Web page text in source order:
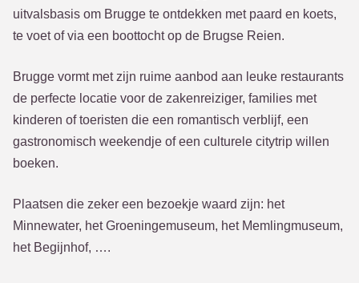
uitvalsbasis om Brugge te ontdekken met paard en koets,
te voet of via een boottocht op de Brugse Reien.
Brugge vormt met zijn ruime aanbod aan leuke restaurants
de perfecte locatie voor de zakenreiziger, families met
kinderen of toeristen die een romantisch verblijf, een
gastronomisch weekendje of een culturele citytrip willen
boeken.
Plaatsen die zeker een bezoekje waard zijn: het
Minnewater, het Groeningemuseum, het Memlingmuseum,
het Begijnhof, ….